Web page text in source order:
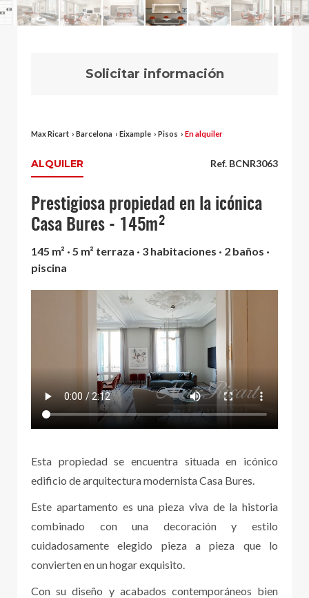
Solicitar información
Max Ricart › Barcelona › Eixample › Pisos › En alquiler
ALQUILER Ref. BCNR3063
Prestigiosa propiedad en la icónica
Casa Bures - 145m²
145 m² · 5 m² terraza · 3 habitaciones · 2 baños ·
piscina
Esta propiedad se encuentra situada en icónico
edificio de arquitectura modernista Casa Bures.
Este apartamento es una pieza viva de la historia
combinado con una decoración y estilo
cuidadosamente elegido pieza a pieza que lo
convierten en un hogar exquisito.
Con su diseño y acabados contemporáneos bien